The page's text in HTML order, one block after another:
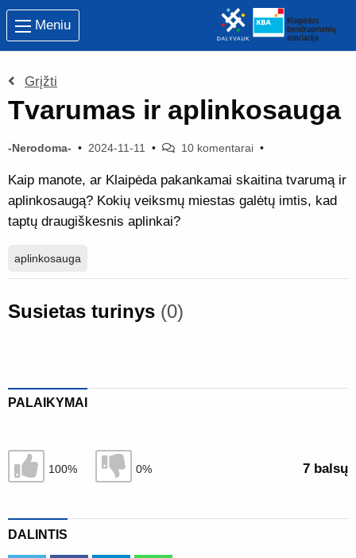
Meniu
Grįžti
Tvarumas ir aplinkosauga
-Nerodoma- • 2024-11-11 • 10 komentarai •
Kaip manote, ar Klaipėda pakankamai skaitina tvarumą ir
aplinkosaugą? Kokių veiksmų miestas galėtų imtis, kad
taptų draugiškesnis aplinkai?
aplinkosauga
Susietas turinys (0)
PALAIKYMAI
Sutinku
100% Nesutinku
0% 7 balsų
DALINTIS